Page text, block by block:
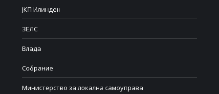
ЈКП Илинден
ЗЕЛС
Влада
Собрание
Министерство за локална самоуправа